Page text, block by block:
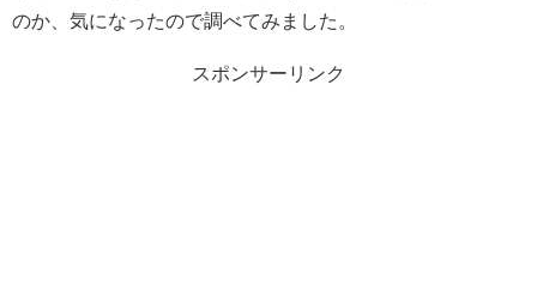
のか、気になったので調べてみました。
スポンサーリンク